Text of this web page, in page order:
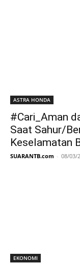
ASTRA HONDA
#Cari_Aman
Saat Sahur/
Keselamatan
SUARANTB.com - 08/03/
EKONOMI